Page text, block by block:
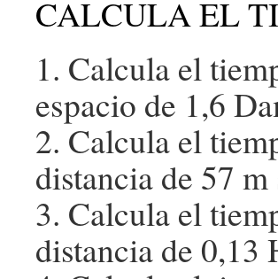
CALCULA EL
1. Calcula el
espacio de 1,6
2. Calcula el
distancia de 57
3. Calcula el
distancia de 0,13